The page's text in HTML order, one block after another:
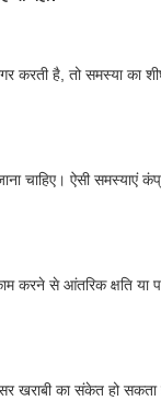
करती है, तो समस्या का
चाहिए। ऐसी समस्याएं
करने से आंतरिक क्षति
खराबी का संकेत हो